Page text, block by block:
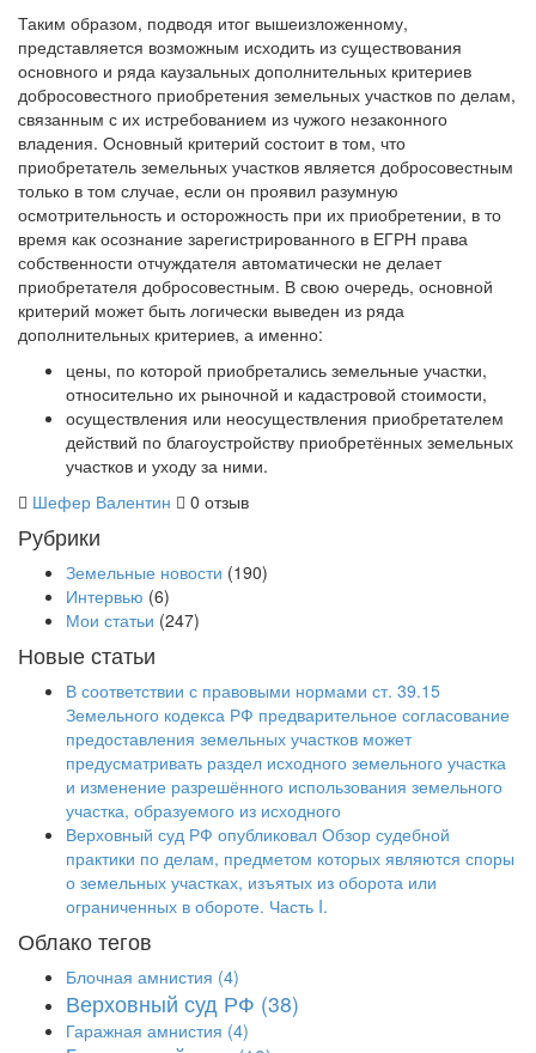
Таким образом, подводя итог вышеизложенному,
представляется возможным исходить из существования
основного и ряда каузальных дополнительных критериев
добросовестного приобретения земельных участков по делам,
связанным с их истребованием из чужого незаконного
владения. Основный критерий состоит в том, что
приобретатель земельных участков является добросовестным
только в том случае, если он проявил разумную
осмотрительность и осторожность при их приобретении, в то
время как осознание зарегистрированного в ЕГРН права
собственности отчуждателя автоматически не делает
приобретателя добросовестным. В свою очередь, основной
критерий может быть логически выведен из ряда
дополнительных критериев, а именно:
цены, по которой приобретались земельные участки,
относительно их рыночной и кадастровой стоимости,
осуществления или неосуществления приобретателем
действий по благоустройству приобретённых земельных
участков и уходу за ними.
Шефер Валентин
0 отзыв
Рубрики
Земельные новости (190)
Интервью (6)
Мои статьи (247)
Новые статьи
В соответствии с правовыми нормами ст. 39.15
Земельного кодекса РФ предварительное согласование
предоставления земельных участков может
предусматривать раздел исходного земельного участка
и изменение разрешённого использования земельного
участка, образуемого из исходного
Верховный суд РФ опубликовал Обзор судебной
практики по делам, предметом которых являются споры
о земельных участках, изъятых из оборота или
ограниченных в обороте. Часть I.
Облако тегов
Блочная амнистия (4)
Верховный суд РФ (38)
Гаражная амнистия (4)